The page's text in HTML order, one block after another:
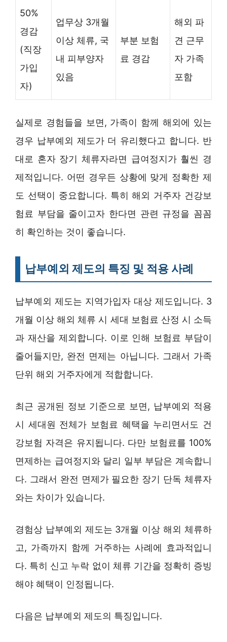
50%
경감
(직장
가입
자)
업무상 3개월
이상 체류, 국
내 피부양자
있음
부분 보험
료 경감
해외 파
견 근무
자 가족
포함
실제로 경험들을 보면, 가족이 함께 해외에 있는
경우 납부예외 제도가 더 유리했다고 합니다. 반
대로 혼자 장기 체류자라면 급여정지가 훨씬 경
제적입니다. 어떤 경우든 상황에 맞게 정확한 제
도 선택이 중요합니다. 특히 해외 거주자 건강보
험료 부담을 줄이고자 한다면 관련 규정을 꼼꼼
히 확인하는 것이 좋습니다.
납부예외 제도의 특징 및 적용 사례
납부예외 제도는 지역가입자 대상 제도입니다. 3
개월 이상 해외 체류 시 세대 보험료 산정 시 소득
과 재산을 제외합니다. 이로 인해 보험료 부담이
줄어들지만, 완전 면제는 아닙니다. 그래서 가족
단위 해외 거주자에게 적합합니다.
최근 공개된 정보 기준으로 보면, 납부예외 적용
시 세대원 전체가 보험료 혜택을 누리면서도 건
강보험 자격은 유지됩니다. 다만 보험료를 100%
면제하는 급여정지와 달리 일부 부담은 계속합니
다. 그래서 완전 면제가 필요한 장기 단독 체류자
와는 차이가 있습니다.
경험상 납부예외 제도는 3개월 이상 해외 체류하
고, 가족까지 함께 거주하는 사례에 효과적입니
다. 특히 신고 누락 없이 체류 기간을 정확히 증빙
해야 혜택이 인정됩니다.
다음은 납부예외 제도의 특징입니다.